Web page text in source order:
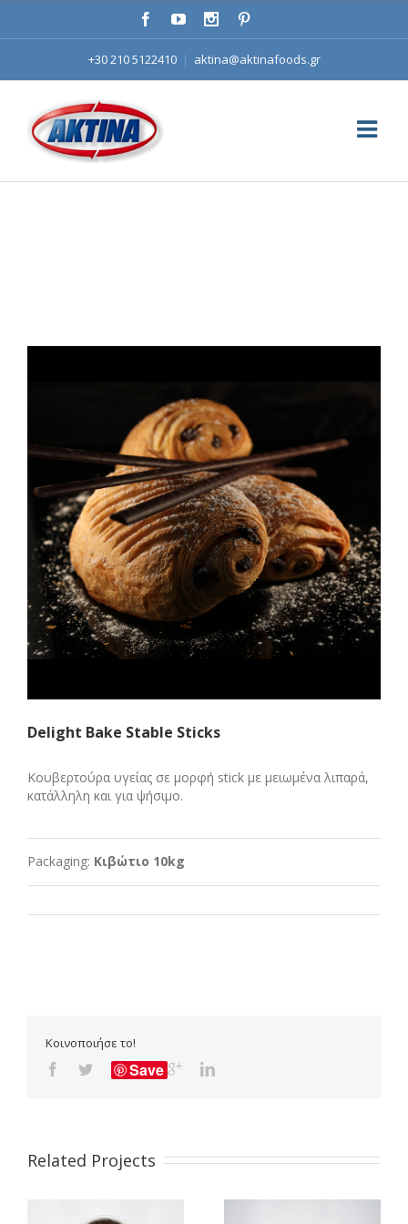
+30 210 5122410 | aktina@aktinafoods.gr
Delight Bake Stable Sticks
Κουβερτούρα υγείας σε μορφή stick με μειωμένα λιπαρά,
κατάλληλη και για ψήσιμο.
Packaging: Κιβώτιο 10kg
Κοινοποιήσε το!
Save
Related Projects